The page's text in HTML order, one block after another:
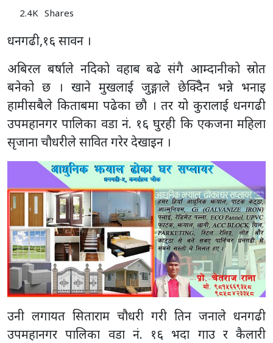
2.4K Shares
धनगढी,१६ सावन ।
अबिरल बर्षाले नदिको वहाब बढे संगै आम्दानीको स्रोत
बनेको छ । खाने मुखलाई जुङ्गाले छेक्दिैन भन्ने भनाइ
हामीसबैले किताबमा पढेका छौ । तर यो कुरालाई धनगढी
उपमहानगर पालिका वडा नं. १६ घुरही कि एकजना महिला
सृजाना चौधरीले सावित गरेर देखाइन ।
उनी लगायत सिताराम चौधरी गरी तिन जनाले धनगढी
उपमहानगर पालिका वडा नं. १६ भदा गाउ र कैलारी